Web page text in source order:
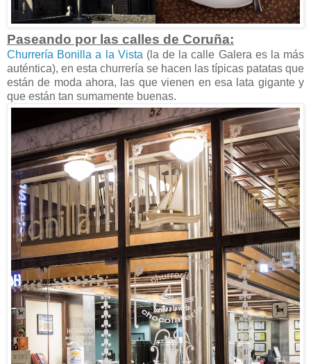
Paseando por las calles de Coruña:
Churrería Bonilla a la Vista (la de la calle Galera es la más
auténtica), en esta churrería se hacen las típicas patatas que
están de moda ahora, las que vienen en esa lata gigante y
que están tan sumamente buenas.